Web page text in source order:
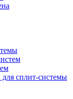
сплит-системы